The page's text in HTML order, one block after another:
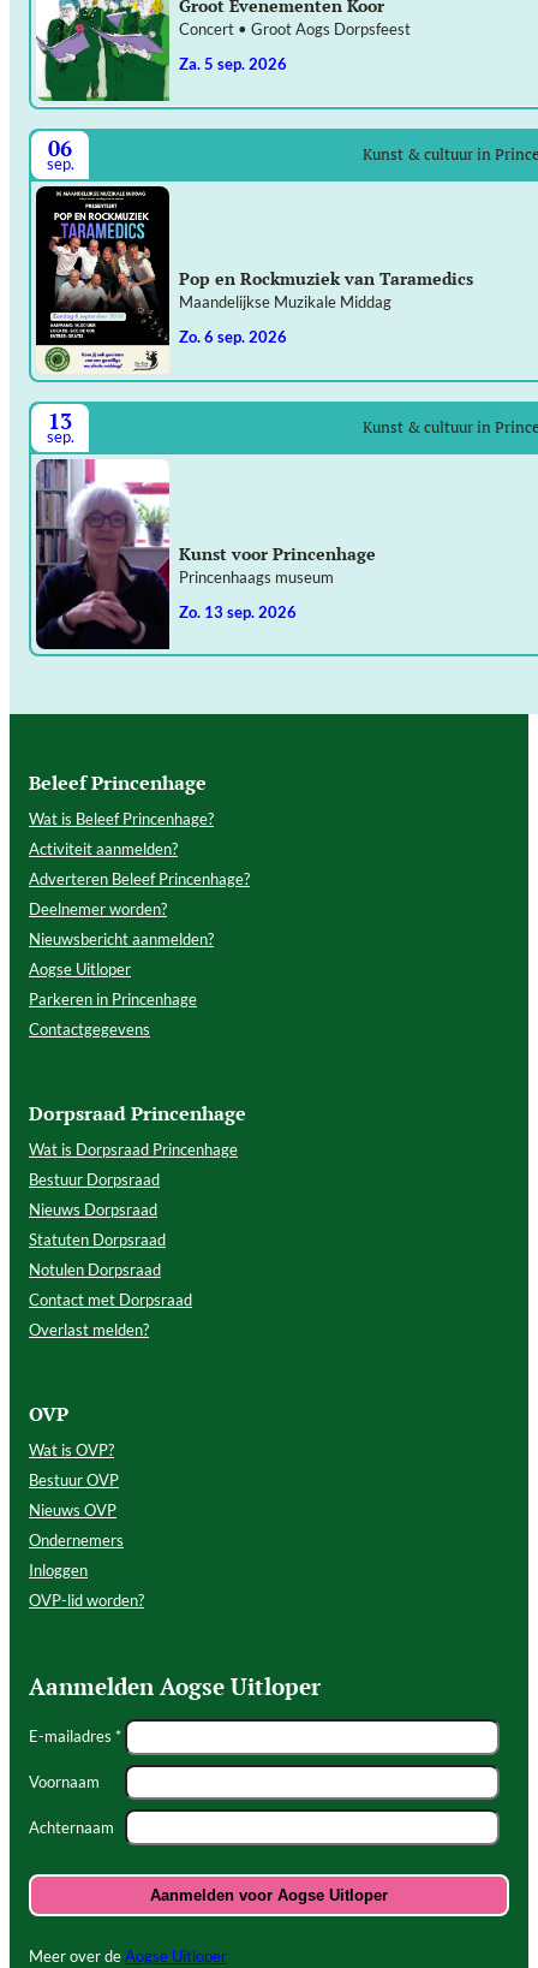
Groot Evenementen Koor
Concert • Groot Aogs Dorpsfeest
za. 5 sep. 2026
06
sep. Kunst & cultuur in
Pop en Rockmuziek van Taramedics
Maandelijkse Muzikale Middag
zo. 6 sep. 2026
13
sep. Kunst & cultuur in
Kunst voor Princenhage
Princenhaags museum
zo. 13 sep. 2026
Beleef Princenhage
Wat is Beleef Princenhage?
Activiteit aanmelden?
Adverteren Beleef Princenhage?
Deelnemer worden?
Nieuwsbericht aanmelden?
Aogse Uitloper
Parkeren in Princenhage
Contactgegevens
Dorpsraad Princenhage
Wat is Dorpsraad Princenhage
Bestuur Dorpsraad
Nieuws Dorpsraad
Statuten Dorpsraad
Notulen Dorpsraad
Contact met Dorpsraad
Overlast melden?
OVP
Wat is OVP?
Bestuur OVP
Nieuws OVP
Ondernemers
Inloggen
OVP-lid worden?
Aanmelden Aogse Uitloper
E-mailadres *
Voornaam
Achternaam
Meer over deAogse Uitloper